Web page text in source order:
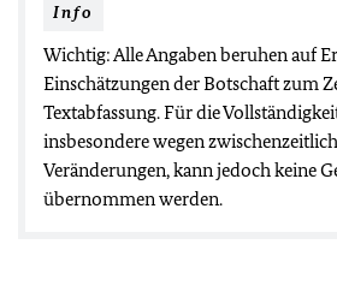
Info
Wichtig: Alle Angaben beruhen auf
Einschätzungen der Botschaft zum
Textabfassung. Für die
insbesondere wegen
Veränderungen, kann jedoch keine
übernommen werden.